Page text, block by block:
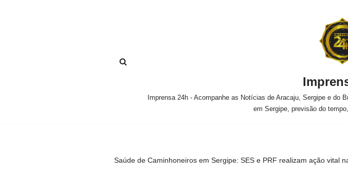
Imprensa 24h - Acompanhe as Notícias de Aracaju, Sergipe e do
em Sergipe, previsão do
Saúde de Caminhoneiros em Sergipe: SES e PRF realizam ação vital